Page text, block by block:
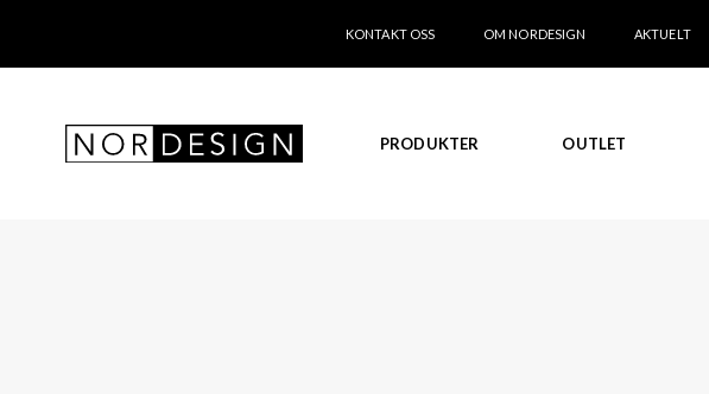
KONTAKT OSS OM NORDESIGN AKTUELT
PRODUKTER OUTLET